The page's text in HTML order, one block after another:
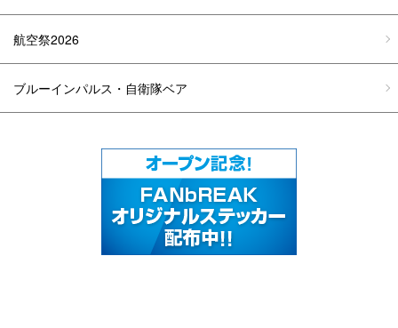
航空祭2026
ブルーインパルス・自衛隊ベア